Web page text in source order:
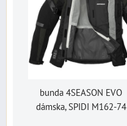
bunda 4SEASON EVO
dámska, SPIDI M162-74